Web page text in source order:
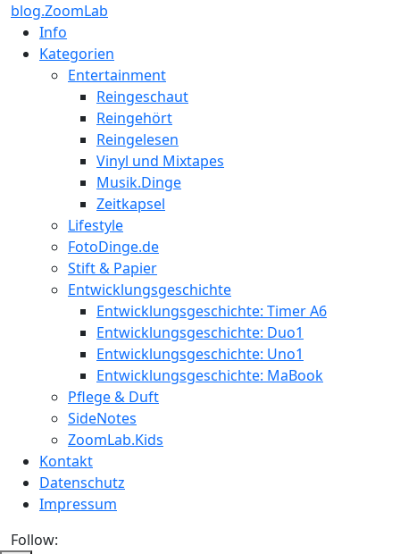
blog.ZoomLab
Info
Kategorien
Entertainment
Reingeschaut
Reingehört
Reingelesen
Vinyl und Mixtapes
Musik.Dinge
Zeitkapsel
Lifestyle
FotoDinge.de
Stift & Papier
Entwicklungsgeschichte
Entwicklungsgeschichte: Timer A6
Entwicklungsgeschichte: Duo1
Entwicklungsgeschichte: Uno1
Entwicklungsgeschichte: MaBook
Pflege & Duft
SideNotes
ZoomLab.Kids
Kontakt
Datenschutz
Impressum
Follow: